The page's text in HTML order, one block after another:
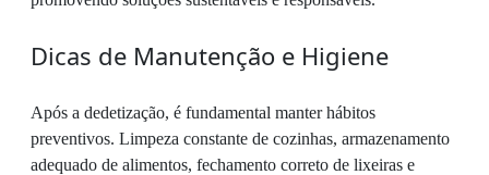
Dicas de Manutenção e Higiene
Após a dedetização, é fundamental manter hábitos
preventivos. Limpeza constante de cozinhas, armazenamento
adequado de alimentos, fechamento correto de lixeiras e